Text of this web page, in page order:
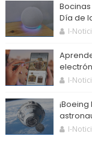
Bocinas
Día de
I-
I-
I-